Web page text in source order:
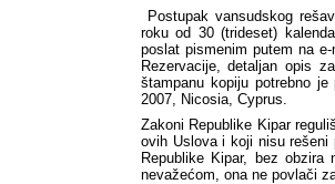
roku od 30 (trideset)
poslat pismenim putem na
Rezervacije, detaljan opis
štampanu kopiju potrebno
2007, Nicosia, Cyprus.
Zakoni Republike Kipar
ovih Uslova i koji nisu rešeni
Republike Kipar, bez
nevažećom, ona ne povlači